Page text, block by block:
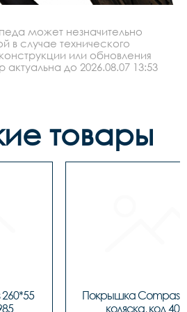
может незначительно
в случае технического
или обновления
до 2026.08.07 13:53
товары
Покрышка Compass
коляска, код